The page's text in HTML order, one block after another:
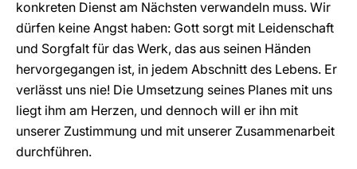
konkreten Dienst am Nächsten verwandeln muss. Wir
dürfen keine Angst haben: Gott sorgt mit Leidenschaft
und Sorgfalt für das Werk, das aus seinen Händen
hervorgegangen ist, in jedem Abschnitt des Lebens. Er
verlässt uns nie! Die Umsetzung seines Planes mit uns
liegt ihm am Herzen, und dennoch will er ihn mit
unserer Zustimmung und mit unserer Zusammenarbeit
durchführen.